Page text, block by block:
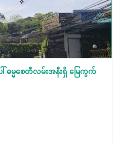
ဓမ္မစေတီလမ်းအနီးရှိ မြေကွက်